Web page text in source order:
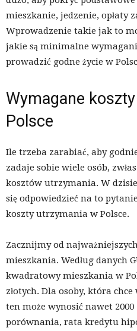
mieszkanie, jedzenie, opłaty
Wprowadzenie takie jak to
jakie są minimalne
prowadzić godne życie w
Wymagane
Polsce
Ile trzeba zarabiać, aby
zadaje sobie wiele osób,
kosztów utrzymania. W
się odpowiedzieć na to
koszty utrzymania w Polsce.
Zacznijmy od
mieszkania. Według danych
kwadratowy mieszkania w
złotych. Dla osoby, która
ten może wynosić nawet 2000
porównania, rata kredytu